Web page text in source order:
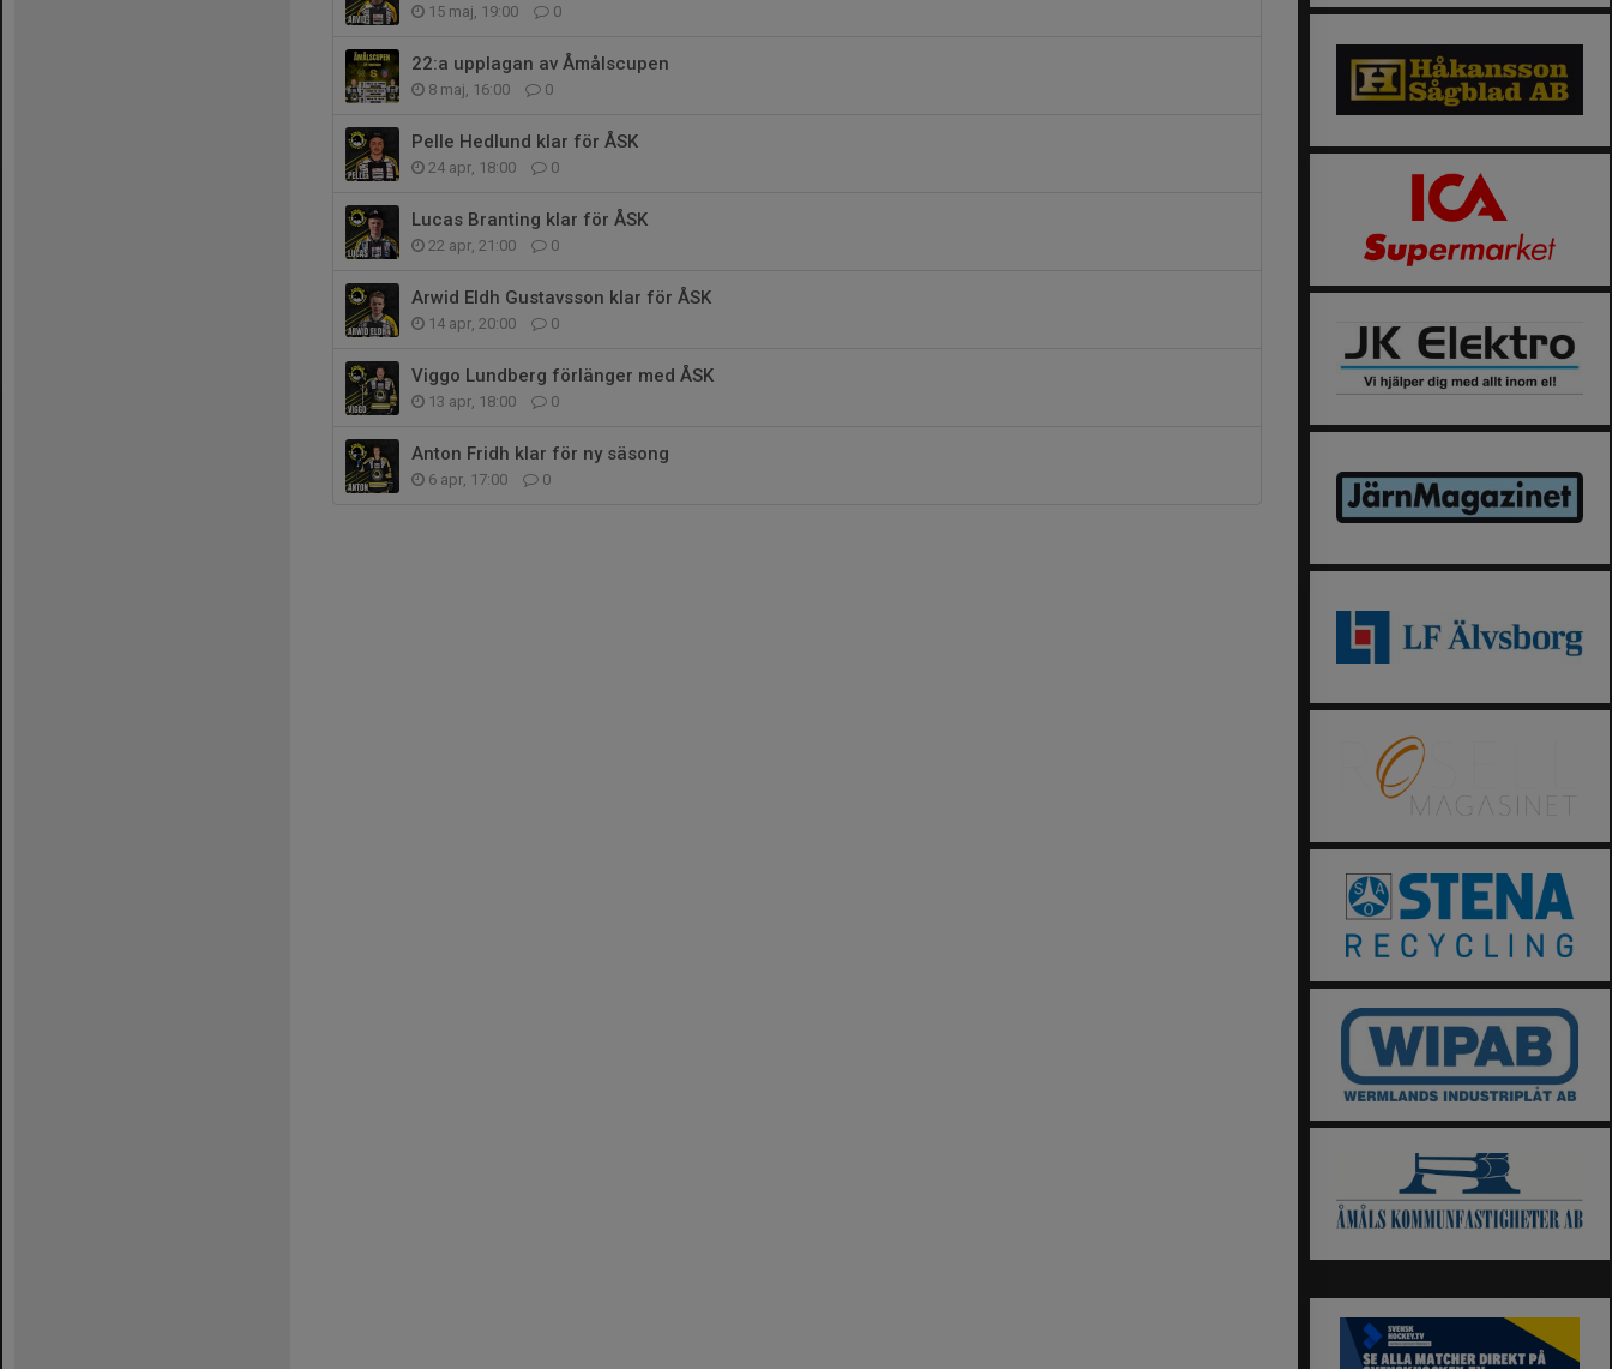
15 maj, 19:00 0
22:a upplagan av Åmålscupen
8 maj, 16:00 0
Pelle Hedlund klar för ÅSK
24 apr, 18:00 0
Lucas Branting klar för ÅSK
22 apr, 21:00 0
Arwid Eldh Gustavsson klar för ÅSK
14 apr, 20:00 0
Viggo Lundberg förlänger med ÅSK
13 apr, 18:00 0
Anton Fridh klar för ny säsong
6 apr, 17:00 0